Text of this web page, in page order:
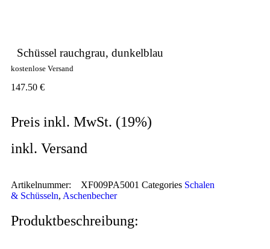
Schüssel rauchgrau, dunkelblau
kostenlose Versand
147.50 €
Preis inkl. MwSt. (19%)
inkl. Versand
Artikelnummer: XF009PA5001 Categories Schalen
& Schüsseln, Aschenbecher
Produktbeschreibung: